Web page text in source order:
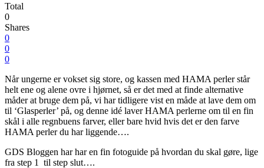
Total
0
Shares
0
0
0
Når ungerne er vokset sig store, og kassen med HAMA perler står
helt ene og alene ovre i hjørnet, så er det med at finde alternative
måder at bruge dem på, vi har tidligere vist en måde at lave dem om
til ‘Glasperler’ på, og denne idé laver HAMA perlerne om til en fin
skål i alle regnbuens farver, eller bare hvid hvis det er den farve
HAMA perler du har liggende….
GDS Bloggen har har en fin fotoguide på hvordan du skal gøre, lige
fra step 1 til step slut….